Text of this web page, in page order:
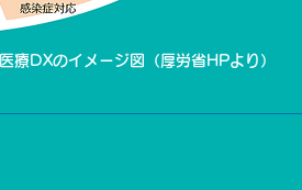
​医療DXのイメージ図（厚労省HPより）